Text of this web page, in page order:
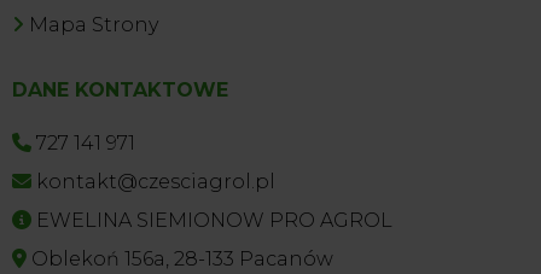
Mapa Strony
DANE KONTAKTOWE
727 141 971
kontakt@czesciagrol.pl
EWELINA SIEMIONOW PRO AGROL
Oblekoń 156a, 28-133 Pacanów